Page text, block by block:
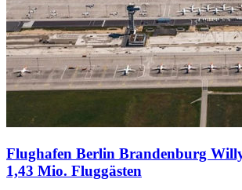
Flughafen Berlin Brandenburg
1,43 Mio. Fluggästen